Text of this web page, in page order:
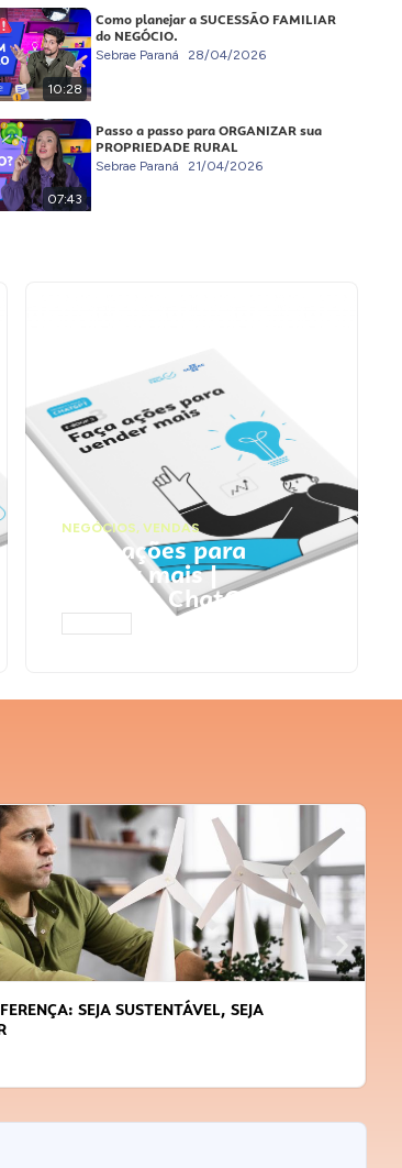
10:28
Como planejar a SUCESSÃO FAMILIAR
do NEGÓCIO.
Sebrae Paraná 28/04/2026
07:43
Passo a passo para ORGANIZAR sua
PROPRIEDADE RURAL
Sebrae Paraná 21/04/2026
NEGÓCIOS, VENDAS
Faça ações para
vender mais |
Prompts ChatGPT
SEJA SUSTENTÁVEL, SEJA